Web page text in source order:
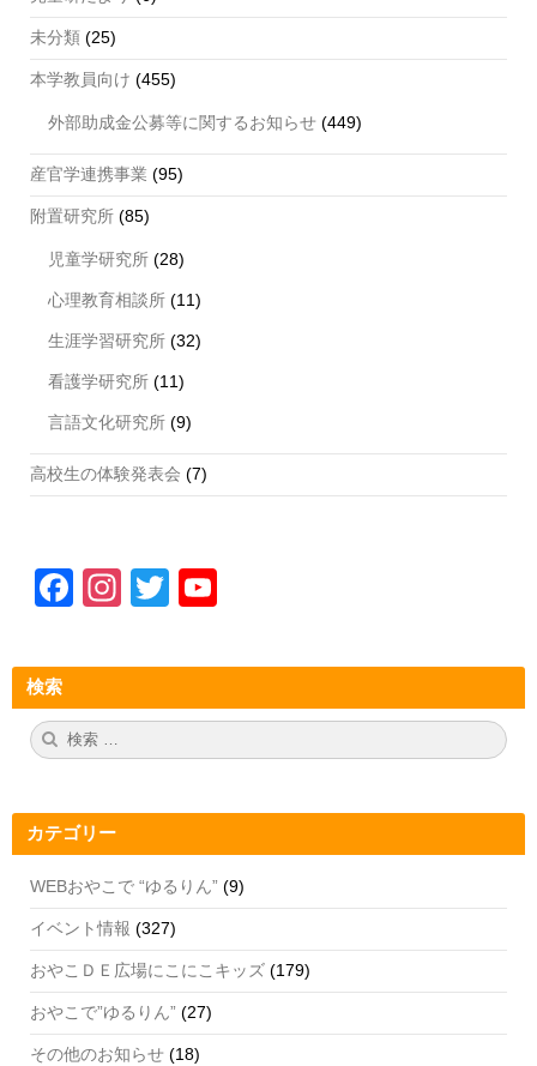
未分類 (25)
本学教員向け (455)
外部助成金公募等に関するお知らせ (449)
産官学連携事業 (95)
附置研究所 (85)
児童学研究所 (28)
心理教育相談所 (11)
生涯学習研究所 (32)
看護学研究所 (11)
言語文化研究所 (9)
高校生の体験発表会 (7)
F
c
e
b
o
k
In
a
gr
T
tt
er
u
T
e
C
h
n
el
検索
検
索:
カテゴリー
WEBおやこで “ゆるりん” (9)
イベント情報 (327)
おやこＤＥ広場にこにこキッズ (179)
おやこで”ゆるりん” (27)
その他のお知らせ (18)